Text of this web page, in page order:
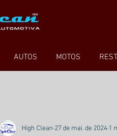
AUTOS MOTOS
High Clean 27 de mai. de 2024 1